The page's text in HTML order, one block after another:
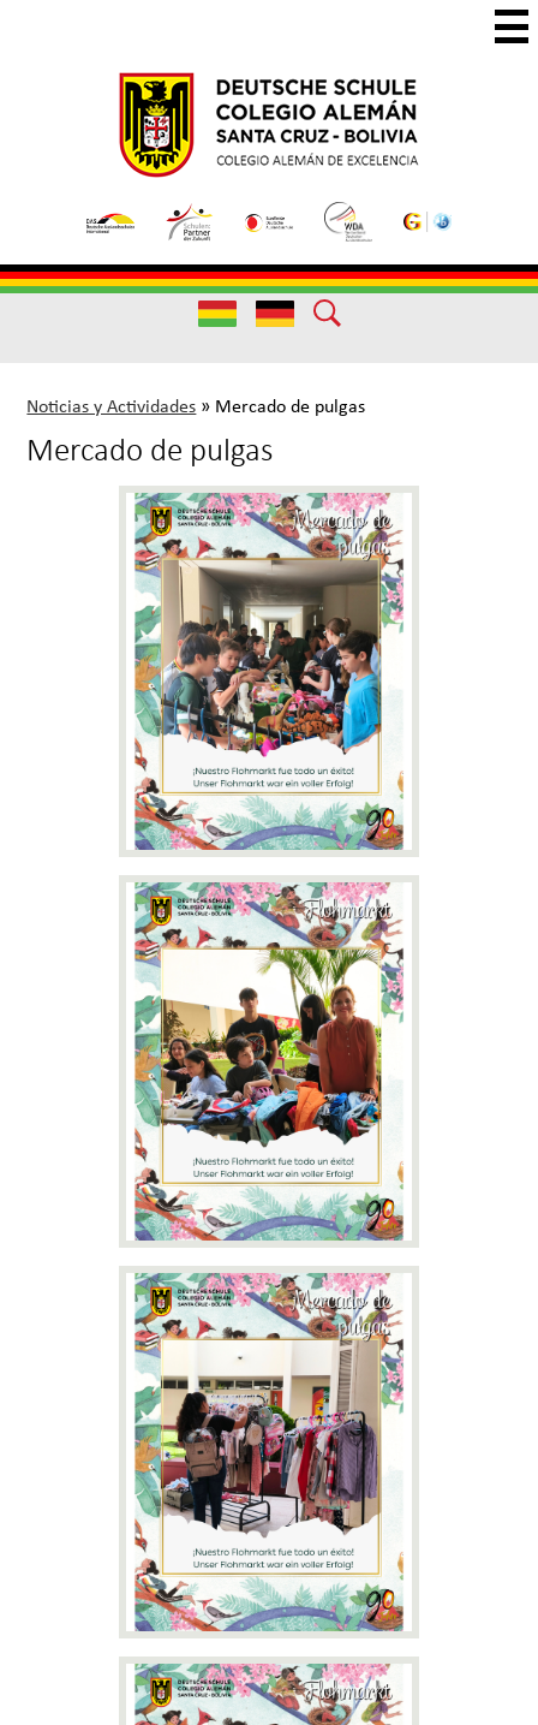
to
main
content
Colegio
Santa
Cruz
Colegio
de
Excelencia
Useful
Links
Useful
Noticias y Actividades » Mercado de pulgas
Mercado de pulgas